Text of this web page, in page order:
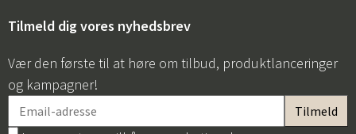
Tilmeld dig vores nyhedsbrev
Vær den første til at høre om tilbud, produktlanceringer
og kampagner!